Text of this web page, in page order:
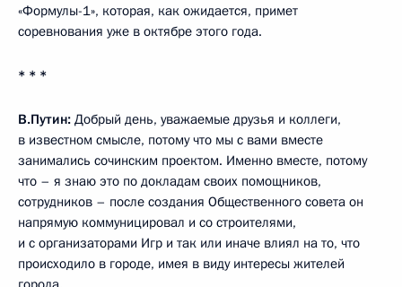
«Формулы-1», которая, как ожидается, примет
соревнования уже в октябре этого года.
* * *
В.Путин: Добрый день, уважаемые друзья и коллеги,
в известном смысле, потому что мы с вами вместе
занимались сочинским проектом. Именно вместе, потому
что – я знаю это по докладам своих помощников,
сотрудников – после создания Общественного совета он
напрямую коммуницировал и со строителями,
и с организаторами Игр и так или иначе влиял на то, что
происходило в городе, имея в виду интересы жителей